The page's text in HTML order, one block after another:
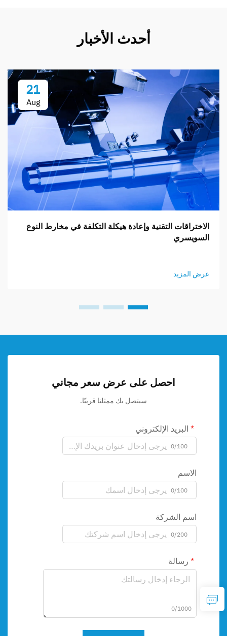
أحدث الأخبار
21
Aug
الاختراقات التقنية وإعادة هيكلة التكلفة في مخارط النوع
السويسري
عرض المزيد
احصل على عرض سعر مجاني
سيتصل بك ممثلنا قريبًا.
البريد الإلكتروني
0/100
الاسم
0/100
اسم الشركة
0/200
رسالة
0/1000